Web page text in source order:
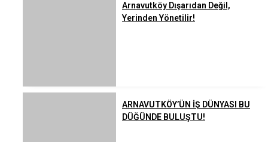
Arnavutköy Dışarıdan Değil,
Yerinden Yönetilir!
ARNAVUTKÖY’ÜN İŞ DÜNYASI BU
DÜĞÜNDE BULUŞTU!